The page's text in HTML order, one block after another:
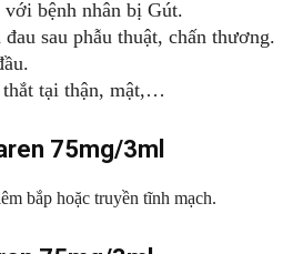
bệnh nhân bị Gút.
sau phẫu thuật, chấn thương.
tại thận, mật,…
75mg/3ml
bắp hoặc truyền tĩnh mạch.